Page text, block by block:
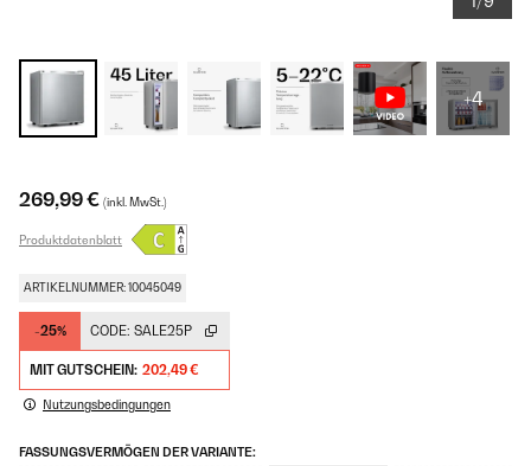
+4
269,99 € (inkl. MwSt.)
Produktdatenblatt
ARTIKELNUMMER: 10045049
-25% CODE: SALE25P
MIT GUTSCHEIN: 202,49 €
Nutzungsbedingungen
FASSUNGSVERMÖGEN DER VARIANTE: